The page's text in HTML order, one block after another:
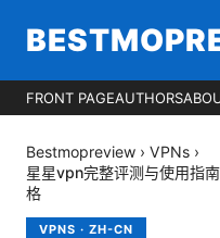
FRONT PAGEAUTHORS
Bestmopreview › VPNs ›
星星vpn完整评测与使用指
格
VPNS · ZH-CN